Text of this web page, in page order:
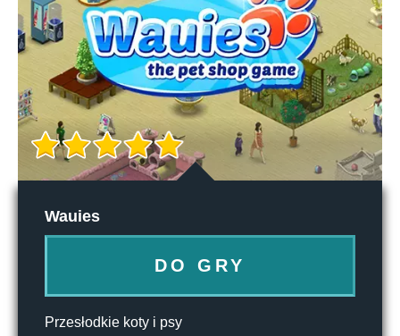
Wauies
DO GRY
Przesłodkie koty i psy